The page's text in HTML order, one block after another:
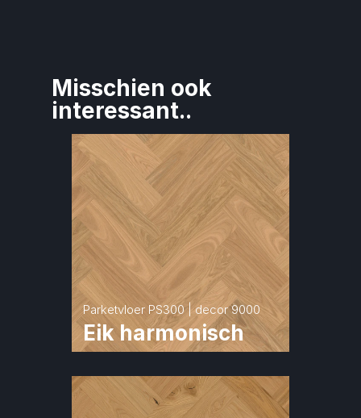
Misschien ook
interessant..
Parketvloer PS300 | decor 9000
Eik harmonisch